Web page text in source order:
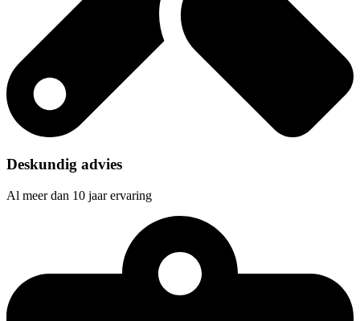
Deskundig advies
Al meer dan 10 jaar ervaring